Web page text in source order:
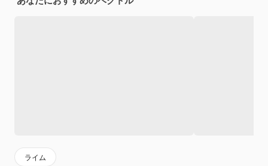
ライム